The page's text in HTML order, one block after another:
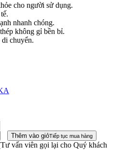
cho người sử dụng.
nhanh chóng.
không gỉ bền bỉ.
chuyển.
Thêm vào giỏTiếp tục mua hàng
vấn viên gọi lại cho Quý khách